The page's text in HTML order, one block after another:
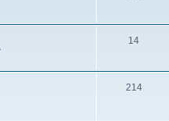
14
214